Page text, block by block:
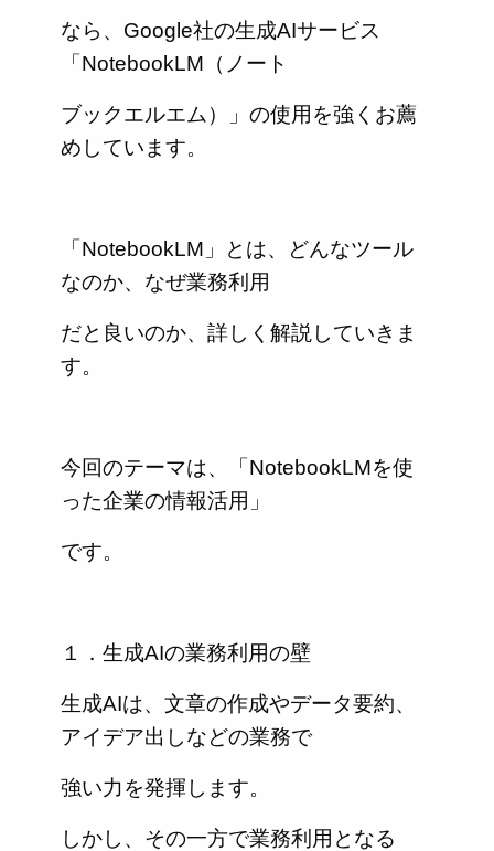
なら、Google社の生成AIサービス
「NotebookLM（ノート
ブックエルエム）」の使用を強くお薦
めしています。
「NotebookLM」とは、どんなツール
なのか、なぜ業務利用
だと良いのか、詳しく解説していきま
す。
今回のテーマは、「NotebookLMを使
った企業の情報活用」
です。
１．生成AIの業務利用の壁
生成AIは、文章の作成やデータ要約、
アイデア出しなどの業務で
強い力を発揮します。
しかし、その一方で業務利用となる